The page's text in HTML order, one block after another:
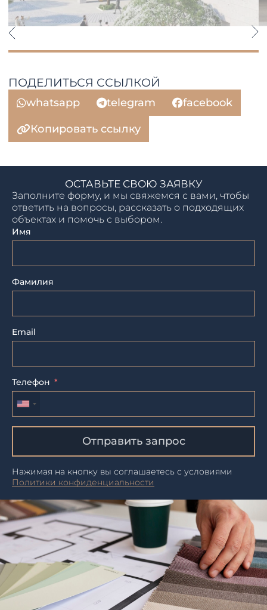
ПОДЕЛИТЬСЯ ССЫЛКОЙ
whatsapp telegram
facebook
Копировать ссылку
ОСТАВЬТЕ СВОЮ ЗАЯВКУ
Заполните форму, и мы свяжемся с вами, чтобы
ответить на вопросы, рассказать о подходящих
объектах и помочь с выбором.
Имя
Фамилия
Email
Телефон
Отправить запрос
Нажимая на кнопку вы соглашаетесь с условиями
Политики конфиденциальности